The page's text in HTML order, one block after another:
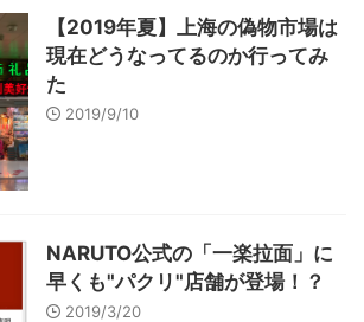
【2019年夏】上海の偽物市場は
現在どうなってるのか行ってみ
た
2019/9/10
NARUTO公式の「一楽拉面」に
早くも"パクリ"店舗が登場！？
2019/3/20